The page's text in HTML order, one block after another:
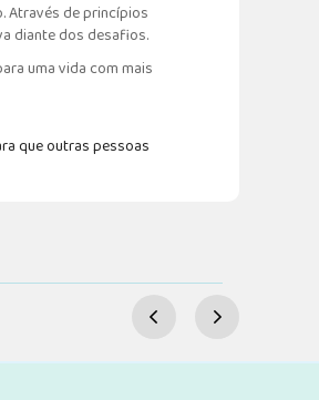
Através de princípios
diante dos desafios.
uma vida com mais
que outras pessoas